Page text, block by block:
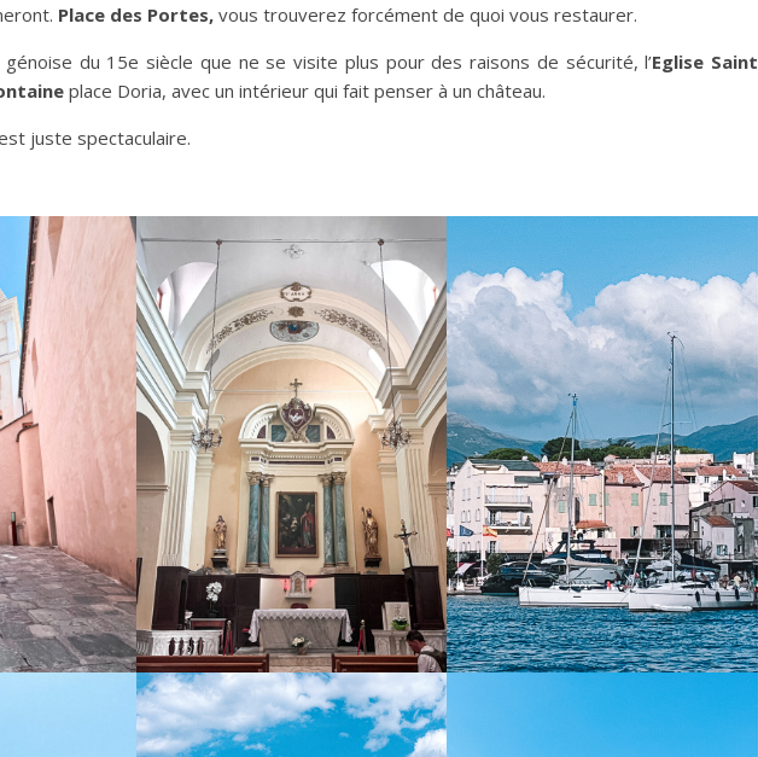
Place des Portes, vous trouverez forcément de quoi vous restaurer.
du 15e siècle que ne se visite plus pour des raisons de sécurité, l’Eglise Saint
place Doria, avec un intérieur qui fait penser à un château.
juste spectaculaire.